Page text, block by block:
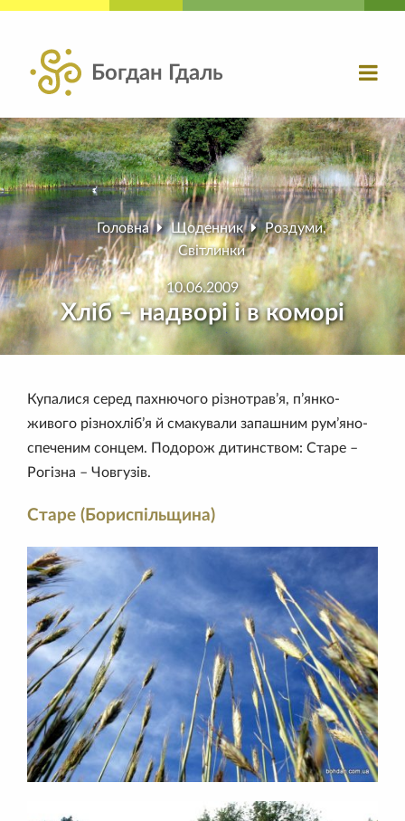
Богдан Гдаль
Головна Щоденник Роздуми,
Світлинки
10.06.2009
Хліб – надворі і в коморі
Купалися серед пахнючого різнотрав’я, п’янко-
живого різнохліб’я й смакували запашним рум’яно-
спеченим сонцем. Подорож дитинством: Старе –
Рогізна – Човгузів.
Старе (Бориспільщина)